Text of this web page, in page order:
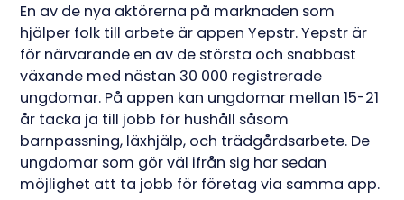
En av de nya aktörerna på marknaden som
hjälper folk till arbete är appen Yepstr. Yepstr är
för närvarande en av de största och snabbast
växande med nästan 30 000 registrerade
ungdomar. På appen kan ungdomar mellan 15-21
år tacka ja till jobb för hushåll såsom
barnpassning, läxhjälp, och trädgårdsarbete. De
ungdomar som gör väl ifrån sig har sedan
möjlighet att ta jobb för företag via samma app.